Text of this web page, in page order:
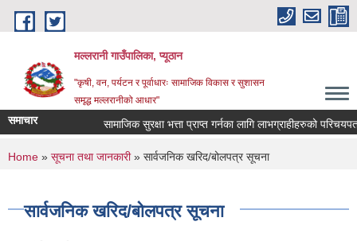
Skip to main content
मल्लरानी गाउँपालिका, प्यूठान
"कृषी, वन, पर्यटन र पूर्वाधारः सामाजिक विकास र सुशासन
समृद्ध मल्लरानीको आधार"
समाचार सामाजिक सुरक्षा भत्ता प्राप्त गर्नका लागि लाभग्राहीहरुको
You are here
Home » सूचना तथा जानकारी» सार्वजनिक खरिद/बोलपत्र सूचना
सार्वजनिक खरिद/बोलपत्र सूचना